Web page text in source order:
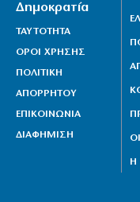
Δημοκρατία
ΤΑΥΤΟΤΗΤΑ
ΟΡΟΙ ΧΡΗΣΗΣ
ΠΟΛΙΤΙΚΗ
ΑΠΟΡΡΗΤΟΥ
ΕΠΙΚΟΙΝΩΝΙΑ
ΔΙΑΦΗΜΙΣΗ
Η